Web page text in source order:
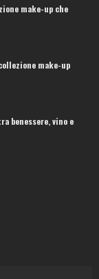
make-up che
make-up
benessere, vino e